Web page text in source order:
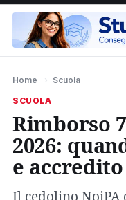
Home › Scuola
SCUOLA
Rimborso
2026:
e accredito